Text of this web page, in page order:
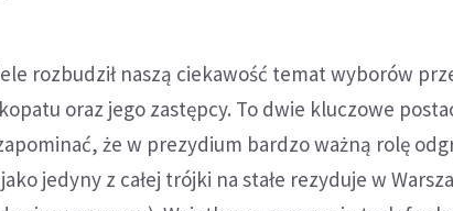
rozbudził naszą ciekawość temat wyborów
oraz jego zastępcy. To dwie kluczowe
że w prezydium bardzo ważną rolę
jedyny z całej trójki na stałe rezyduje w